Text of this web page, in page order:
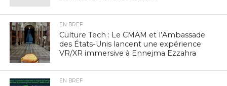
EN BREF
Culture Tech : Le CMAM et l’Ambassade
des États-Unis lancent une expérience
VR/XR immersive à Ennejma Ezzahra
EN BREF